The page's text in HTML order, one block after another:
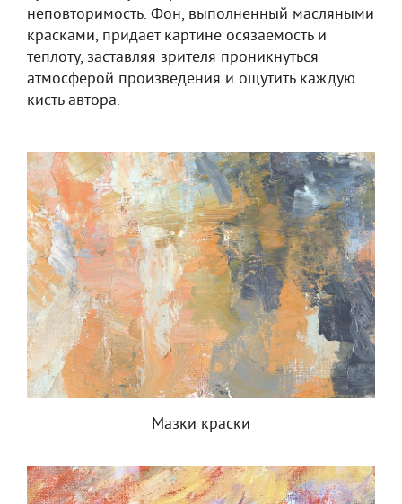
неповторимость. Фон, выполненный масляными
красками, придает картине осязаемость и
теплоту, заставляя зрителя проникнуться
атмосферой произведения и ощутить каждую
кисть автора.
Мазки краски